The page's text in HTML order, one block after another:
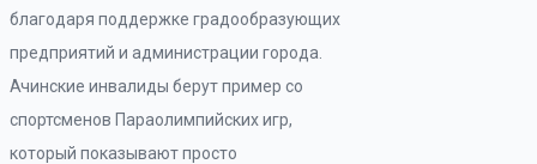
благодаря поддержке градообразующих
предприятий и администрации города.
Ачинские инвалиды берут пример со
спортсменов Параолимпийских игр,
который показывают просто